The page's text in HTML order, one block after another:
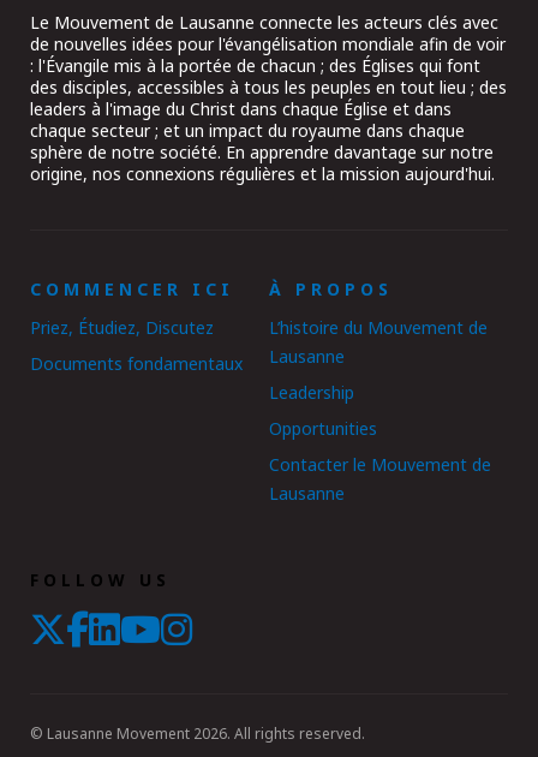
Le Mouvement de Lausanne connecte les acteurs clés avec
de nouvelles idées pour l'évangélisation mondiale afin de voir
: l'Évangile mis à la portée de chacun ; des Églises qui font
des disciples, accessibles à tous les peuples en tout lieu ; des
leaders à l'image du Christ dans chaque Église et dans
chaque secteur ; et un impact du royaume dans chaque
sphère de notre société. En apprendre davantage sur notre
origine, nos connexions régulières et la mission aujourd'hui.
COMMENCER ICI
Priez, Étudiez, Discutez
Documents fondamentaux
À PROPOS
L’histoire du Mouvement de
Lausanne
Leadership
Opportunities
Contacter le Mouvement de
Lausanne
FOLLOW US
© Lausanne Movement 2026. All rights reserved.